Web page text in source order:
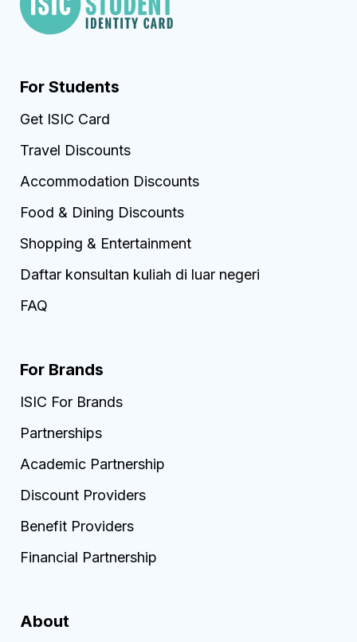
For Students
Get ISIC Card
Travel Discounts
Accommodation Discounts
Food & Dining Discounts
Shopping & Entertainment
Daftar konsultan kuliah di luar negeri
FAQ
For Brands
ISIC For Brands
Partnerships
Academic Partnership
Discount Providers
Benefit Providers
Financial Partnership
About